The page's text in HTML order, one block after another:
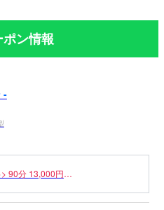
ン情報
-
90分 13,000円